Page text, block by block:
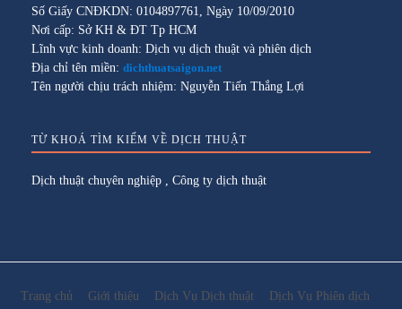
Số Giấy CNĐKDN: 0104897761, Ngày 10/09/2010
Nơi cấp: Sở KH & ĐT Tp HCM
Lĩnh vực kinh doanh: Dịch vụ dịch thuật và phiên dịch
Địa chỉ tên miền: dichthuatsaigon.net
Tên người chịu trách nhiệm: Nguyễn Tiến Thắng Lợi
TỪ KHOÁ TÌM KIẾM VỀ DỊCH THUẬT
Dịch thuật chuyên nghiệp Công ty dịch thuật
Trang chủ Giới thiệu Dịch Vụ Dịch thuật Dịch Vụ Phiên dịch